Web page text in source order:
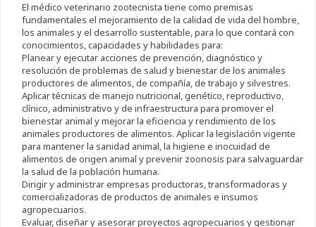
El médico veterinario zootecnista tiene como premisas
fundamentales el mejoramiento de la calidad de vida del hombre,
los animales y el desarrollo sustentable, para lo que contará con
conocimientos, capacidades y habilidades para:
Planear y ejecutar acciones de prevención, diagnóstico y
resolución de problemas de salud y bienestar de los animales
productores de alimentos, de compañía, de trabajo y silvestres.
Aplicar técnicas de manejo nutricional, genético, reproductivo,
clínico, administrativo y de infraestructura para promover el
bienestar animal y mejorar la eficiencia y rendimiento de los
animales productores de alimentos. Aplicar la legislación vigente
para mantener la sanidad animal, la higiene e inocuidad de
alimentos de origen animal y prevenir zoonosis para salvaguardar
la salud de la población humana.
Dirigir y administrar empresas productoras, transformadoras y
comercializadoras de productos de animales e insumos
agropecuarios.
Evaluar, diseñar y asesorar proyectos agropecuarios y gestionar